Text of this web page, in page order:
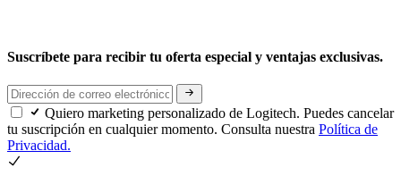
Suscríbete para recibir tu oferta especial y ventajas exclusivas.
Quiero marketing personalizado de Logitech. Puedes cancelar
tu suscripción en cualquier momento. Consulta nuestra Política de
Privacidad.